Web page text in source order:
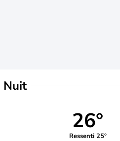
Nuit
26°
Ressenti 25°